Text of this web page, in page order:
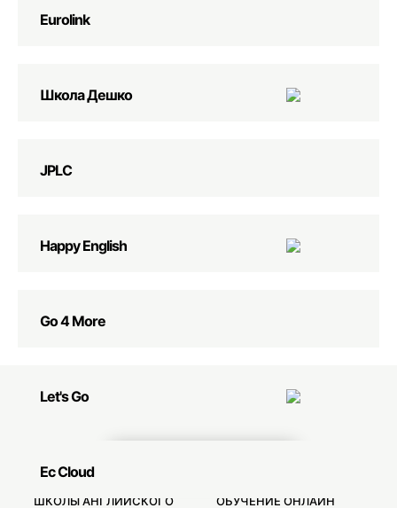
Eurolink
Школа Дешко
JPLC
Happy English
Go 4 More
Let's Go
Ec Cloud
ШКОЛЫ АНГЛИЙСКОГО ОБУЧЕНИЕ ОНЛАЙН